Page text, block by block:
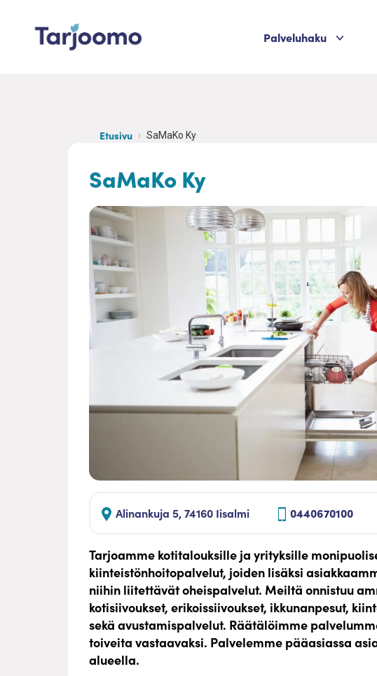
Palveluhaku
Etusivu SaMaKo Ky
SaMaKo Ky
Alinankuja 5, 74160 Iisalmi 0440670100
Tarjoamme kotitalouksille ja yrityksille
kiinteistönhoitopalvelut, joiden lisäksi
niihin liitettävät oheispalvelut. Meiltä onnistuu
kotisiivoukset, erikoissiivoukset, ikkunanpesut,
sekä avustamispalvelut. Räätälöimme
toiveita vastaavaksi. Palvelemme pääasiassa
alueella.